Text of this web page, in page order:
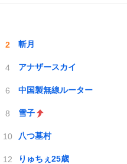
斬月
アナザースカイ
中国製無線ルーター
雪子
八つ墓村
りゅちぇ25歳